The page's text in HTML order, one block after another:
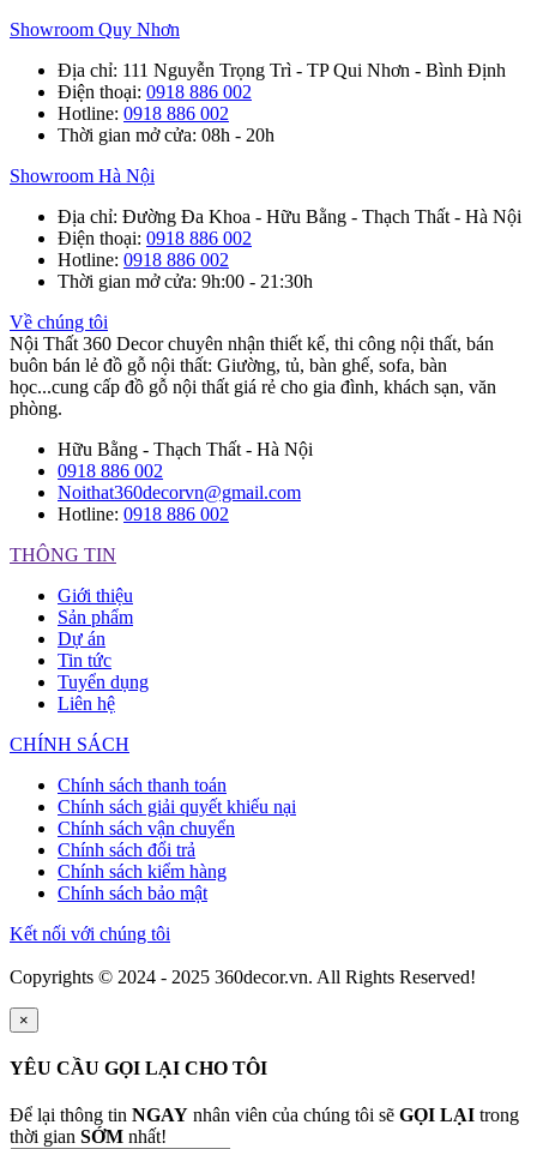
Showroom Quy Nhơn
Địa chỉ: 111 Nguyễn Trọng Trì - TP Qui Nhơn - Bình Định
Điện thoại: 0918 886 002
Hotline: 0918 886 002
Thời gian mở cửa: 08h - 20h
Showroom Hà Nội
Địa chỉ: Đường Đa Khoa - Hữu Bằng - Thạch Thất - Hà Nội
Điện thoại: 0918 886 002
Hotline: 0918 886 002
Thời gian mở cửa: 9h:00 - 21:30h
Về chúng tôi
Nội Thất 360 Decor chuyên nhận thiết kế, thi công nội thất, bán
buôn bán lẻ đồ gỗ nội thất: Giường, tủ, bàn ghế, sofa, bàn
học...cung cấp đồ gỗ nội thất giá rẻ cho gia đình, khách sạn, văn
phòng.
Hữu Bằng - Thạch Thất - Hà Nội
0918 886 002
Noithat360decorvn@gmail.com
Hotline: 0918 886 002
THÔNG TIN
Giới thiệu
Sản phẩm
Dự án
Tin tức
Tuyển dụng
Liên hệ
CHÍNH SÁCH
Chính sách thanh toán
Chính sách giải quyết khiếu nại
Chính sách vận chuyển
Chính sách đổi trả
Chính sách kiểm hàng
Chính sách bảo mật
Kết nối với chúng tôi
Copyrights © 2024 - 2025 360decor.vn. All Rights Reserved!
×
YÊU CẦU GỌI LẠI CHO TÔI
Để lại thông tin NGAY nhân viên của chúng tôi sẽ GỌI LẠI trong
thời gian SỚM nhất!